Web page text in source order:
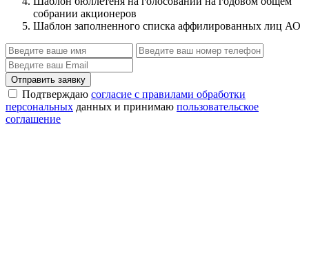
собрании акционеров
Шаблон заполненного списка аффилированных лиц АО
Отправить заявку
Подтверждаю согласие с правилами обработки
персональных данных и принимаю пользовательское
соглашение